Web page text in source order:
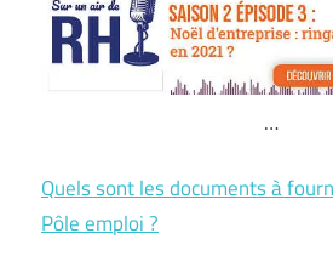
…
Quels sont les documents à
Pôle emploi ?